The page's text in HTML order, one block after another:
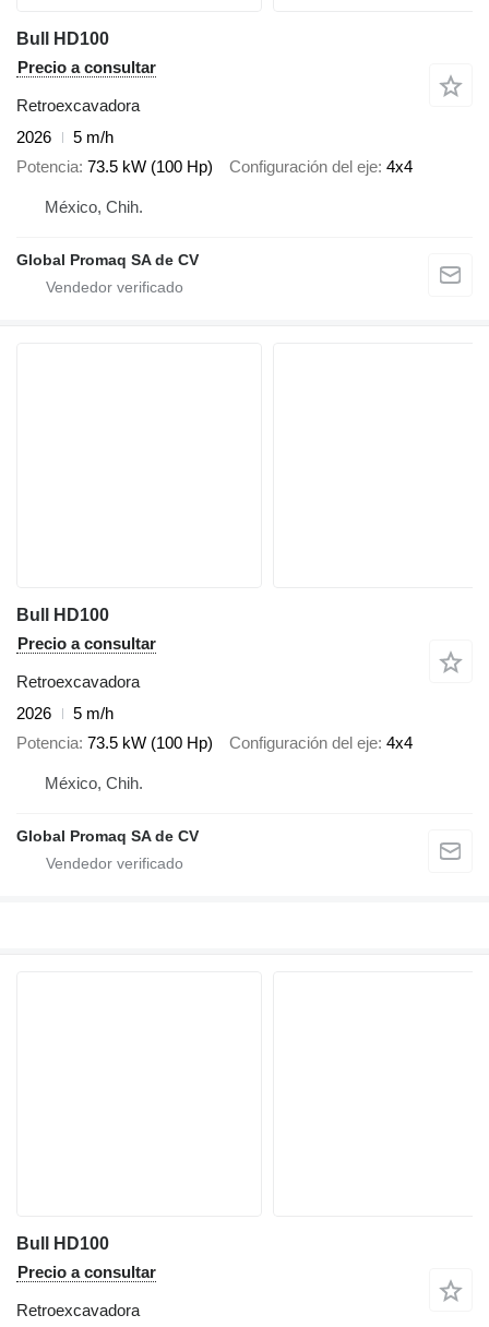
Bull HD100
Precio a consultar
Retroexcavadora
2026
5 m/h
Potencia 73.5 kW (100 Hp) Configuración del eje 4x4
México, Chih.
Global Promaq SA de CV
Bull HD100
Precio a consultar
Retroexcavadora
2026
5 m/h
Potencia 73.5 kW (100 Hp) Configuración del eje 4x4
México, Chih.
Global Promaq SA de CV
Bull HD100
Precio a consultar
Retroexcavadora